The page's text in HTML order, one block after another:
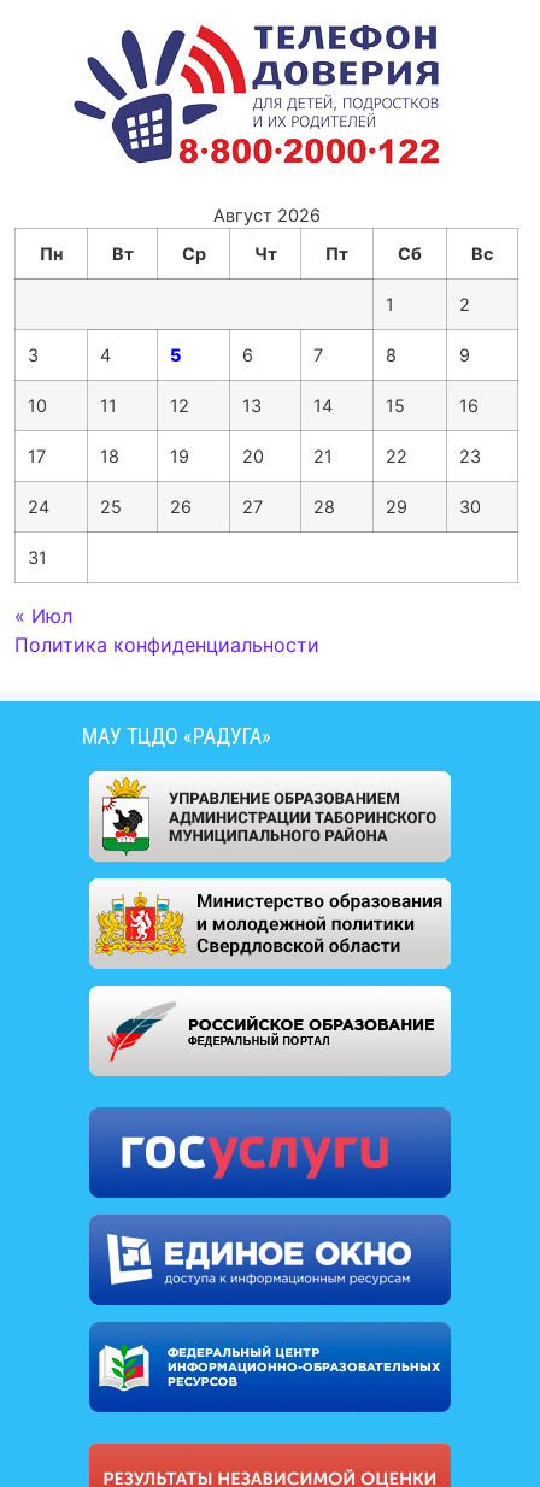
Август 2026
Пн
Вт Ср Чт Пт Сб Вс
1 2
3 4 5 6 7 8 9
10 11 12 13 14 15 16
17 18 19 20 21 22 23
24 25 26 27 28 29 30
31
« Июл
Политика конфиденциальности
МАУ ТЦДО «РАДУГА»